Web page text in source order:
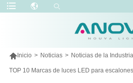
Inicio > Noticias > Noticias de la Industria
TOP 10 Marcas de luces LED para